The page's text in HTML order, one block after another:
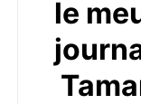
le